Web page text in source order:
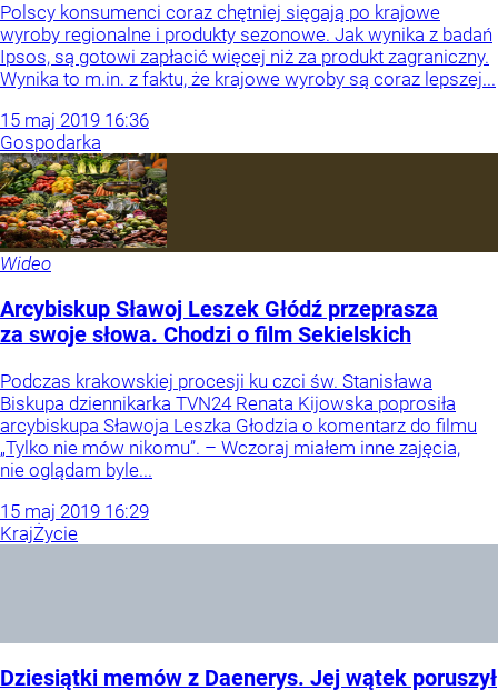
Polscy konsumenci coraz chętniej sięgają po krajowe
wyroby regionalne i produkty sezonowe. Jak wynika z badań
Ipsos, są gotowi zapłacić więcej niż za produkt zagraniczny.
Wynika to m.in. z faktu, że krajowe wyroby są coraz lepszej...
15 maj 2019 16:36
Gospodarka
Wideo
Arcybiskup Sławoj Leszek Głódź przeprasza
za swoje słowa. Chodzi o film Sekielskich
Podczas krakowskiej procesji ku czci św. Stanisława
Biskupa dziennikarka TVN24 Renata Kijowska poprosiła
arcybiskupa Sławoja Leszka Głodzia o komentarz do filmu
„Tylko nie mów nikomu”. – Wczoraj miałem inne zajęcia,
nie oglądam byle...
15 maj 2019 16:29
KrajŻycie
Dziesiątki memów z Daenerys. Jej wątek poruszył